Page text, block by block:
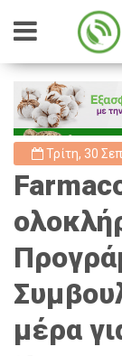
Τρίτη, 30
μέρα